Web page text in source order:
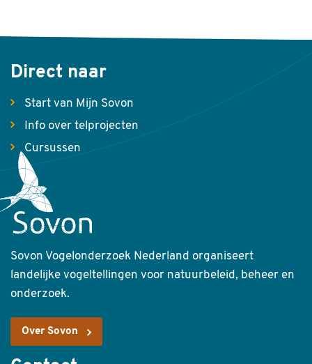
Direct naar
Start van Mijn Sovon
Info over telprojecten
Cursussen
Sovon Vogelonderzoek Nederland organiseert
landelijke vogeltellingen voor natuurbeleid, beheer en
onderzoek.
Over Sovon